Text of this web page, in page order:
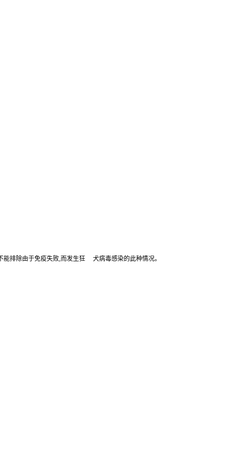
能排除由于免疫失败,而发生狂 犬病毒感染的此种情况。